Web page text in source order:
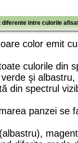
diferente intre culorile
color emit
culorile din
şi
din spectrul
panzei se